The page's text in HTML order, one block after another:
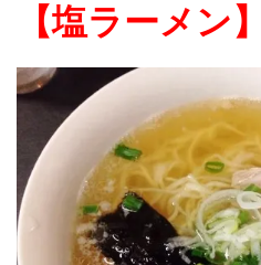
【塩ラーメン】